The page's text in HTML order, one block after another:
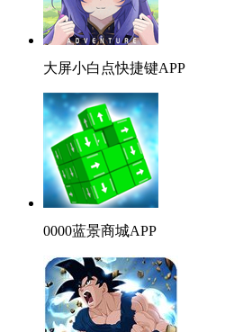
大屏小白点快捷键APP
0000蓝景商城APP